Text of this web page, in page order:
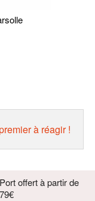
à réagir !
Port offert à partir de
79€